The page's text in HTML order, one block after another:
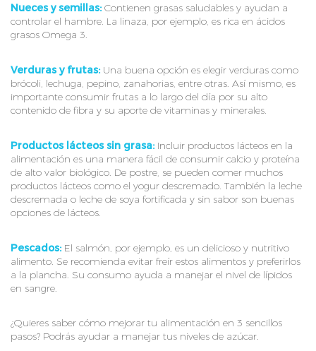
Nueces y semillas:Contienen grasas saludables y ayudan a
controlar el hambre. La linaza, por ejemplo, es rica en ácidos
grasos Omega 3.
Verduras y frutas: Una buena opción es elegir verduras como
brócoli, lechuga, pepino, zanahorias, entre otras. Así mismo, es
importante consumir frutas a lo largo del día por su alto
contenido de fibra y su aporte de vitaminas y minerales.
Productos lácteos sin grasa: Incluir productos lácteos en la
alimentación es una manera fácil de consumir calcio y proteína
de alto valor biológico. De postre, se pueden comer muchos
productos lácteos como el yogur descremado. También la leche
descremada o leche de soya fortificada y sin sabor son buenas
opciones de lácteos.
Pescados: El salmón, por ejemplo, es un delicioso y nutritivo
alimento. Se recomienda evitar freír estos alimentos y preferirlos
a la plancha. Su consumo ayuda a manejar el nivel de lípidos
en sangre.
¿Quieres saber cómo mejorar tu alimentación en 3 sencillos
pasos? Podrás ayudar a manejar tus niveles de azúcar.